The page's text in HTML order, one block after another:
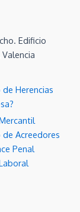
Edificio
Herencias
de Acreedores
Penal